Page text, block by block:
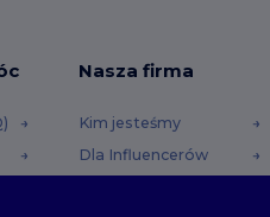
Nasza firma
Kim jesteśmy
Dla Influencerów